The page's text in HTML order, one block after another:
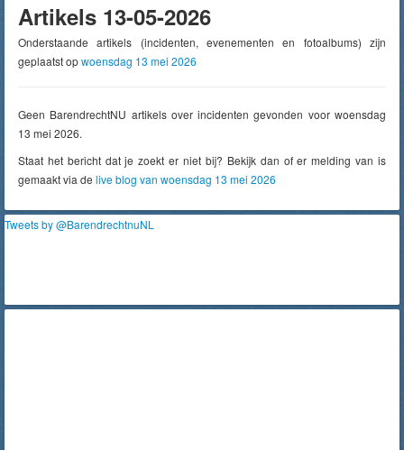
Artikels 13-05-2026
Onderstaande artikels (incidenten, evenementen en fotoalbums) zijn
geplaatst opwoensdag 13 mei 2026
Geen BarendrechtNU artikels over incidenten gevonden voor woensdag
13 mei 2026.
Staat het bericht dat je zoekt er niet bij? Bekijk dan of er melding van is
gemaakt via de live blog van woensdag 13 mei 2026
Tweets by @BarendrechtnuNL